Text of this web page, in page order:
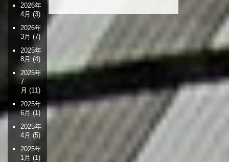
ー
2026年
4月 (3)
2026年
3月 (7)
2025年
8月 (4)
2025年
7
月 (11)
2025年
6月(1)
2025年
4月 (5)
2025年
1月 (1)